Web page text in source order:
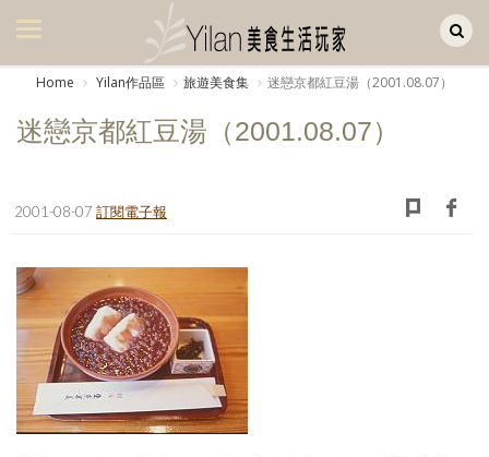
美食集
生活風
書房集
日記簿
餐桌週記
Home Yilan作品區 旅遊美食集 迷戀京都紅豆湯（2001.08.07）
迷戀京都紅豆湯（2001.08.07）
2001-08-07 訂閱電子報